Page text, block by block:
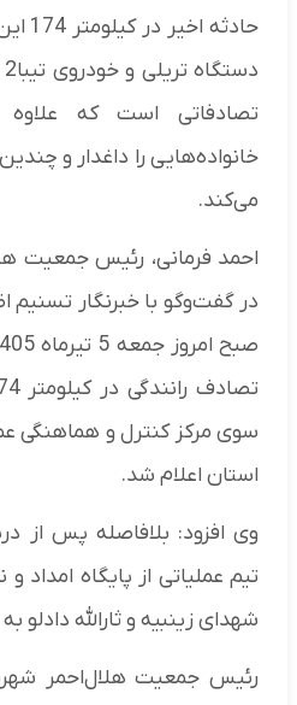
تصادفاتی است که
خانواده‌هایی را داغدار و
می‌کند.
احمد فرمانی، رئیس جمعیت
سوی مرکز کنترل و هماهنگی
استان اعلام شد.
وی افزود: بلافاصله پس از
تیم عملیاتی از پایگاه امداد
شهدای زینبیه و ثارالله
رئیس جمعیت هلال‌احمر